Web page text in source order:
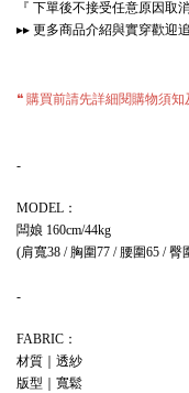
『 下單後不接受任意原因取
▸▸ 更多商品介紹與實穿歡迎
❝ 購買前請先詳細閱購物須
-
MODEL ：
闆娘 160cm/44kg
(肩寬38 / 胸圍77 / 腰圍65 /臀
-
FABRIC ：
材質｜透紗
版型 ｜寬鬆